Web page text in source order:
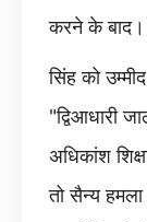
करने के बाद।
सिंह को
"द्विआधारी
अधिकांश
तो सैन्य